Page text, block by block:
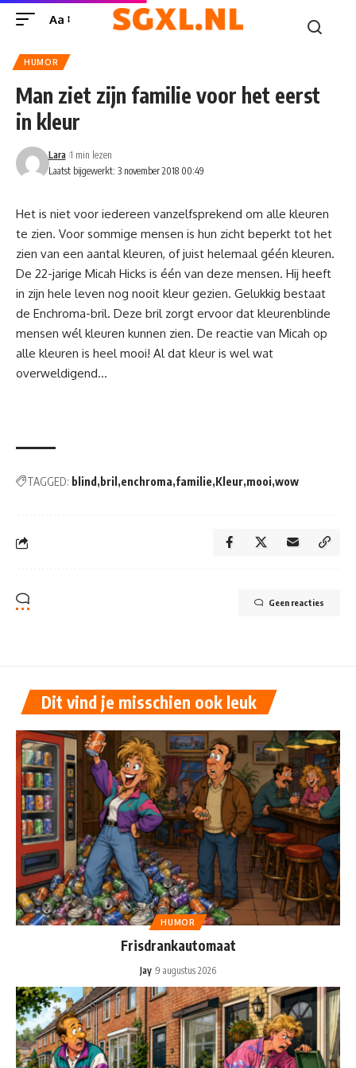
Aa
HUMOR
Man ziet zijn familie voor het eerst
in kleur
Laatst bijgewerkt: 3 november 2018 00:49
Lara 1 min lezen
Het is niet voor iedereen vanzelfsprekend om alle kleuren
te zien. Voor sommige mensen is hun zicht beperkt tot het
zien van een aantal kleuren, of juist helemaal géén kleuren.
De 22-jarige Micah Hicks is één van deze mensen. Hij heeft
in zijn hele leven nog nooit kleur gezien. Gelukkig bestaat
de Enchroma-bril. Deze bril zorgt ervoor dat kleurenblinde
mensen wél kleuren kunnen zien. De reactie van Micah op
alle kleuren is heel mooi! Al dat kleur is wel wat
overweldigend…
TAGGED: blind bril enchroma familie Kleur mooi wow
Geen reacties
Dit vind je misschien ook leuk
HUMOR
Frisdrankautomaat
Jay 9 augustus 2026